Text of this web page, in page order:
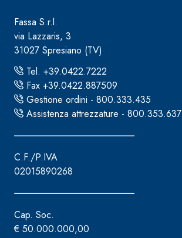
Fassa S.r.l.
via Lazzaris, 3
31027 Spresiano (TV)
Tel. +39.0422.7222
Fax +39.0422.887509
Gestione ordini - 800.333.435
Assistenza attrezzature - 800.353.637
C.F./P.IVA
02015890268
Cap. Soc.
€ 50.000.000,00